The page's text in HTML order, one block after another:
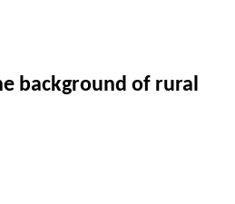
background of rural